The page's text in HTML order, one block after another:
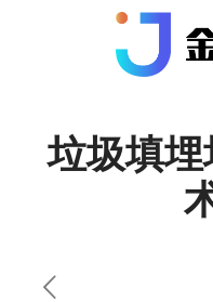
垃圾填